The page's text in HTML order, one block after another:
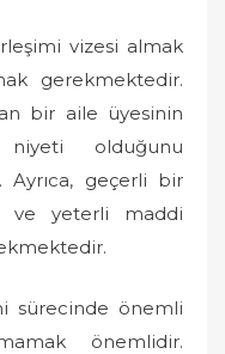
vizesi almak
gerekmektedir.
bir aile üyesinin
olduğunu
Ayrıca, geçerli bir
ve yeterli maddi
sürecinde önemli
önemlidir.